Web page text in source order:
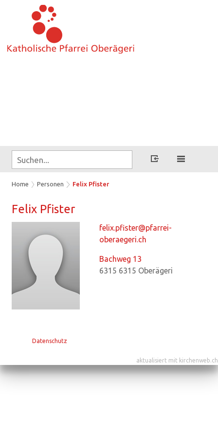
Home Personen Felix Pfister
Felix Pfis­ter
felix.pfister@pfarrei-
oberaegeri.ch
Bachweg 13
6315 6315 Oberägeri
Datenschutz
aktualisiert mit kirchenweb.ch